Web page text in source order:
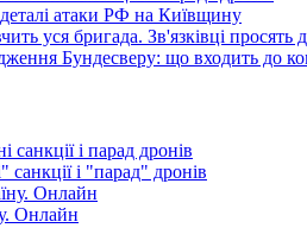
атаки РФ на Київщину
уся бригада. Зв'язківці просять
Бундесверу: що входить до
і "парад" дронів
Онлайн